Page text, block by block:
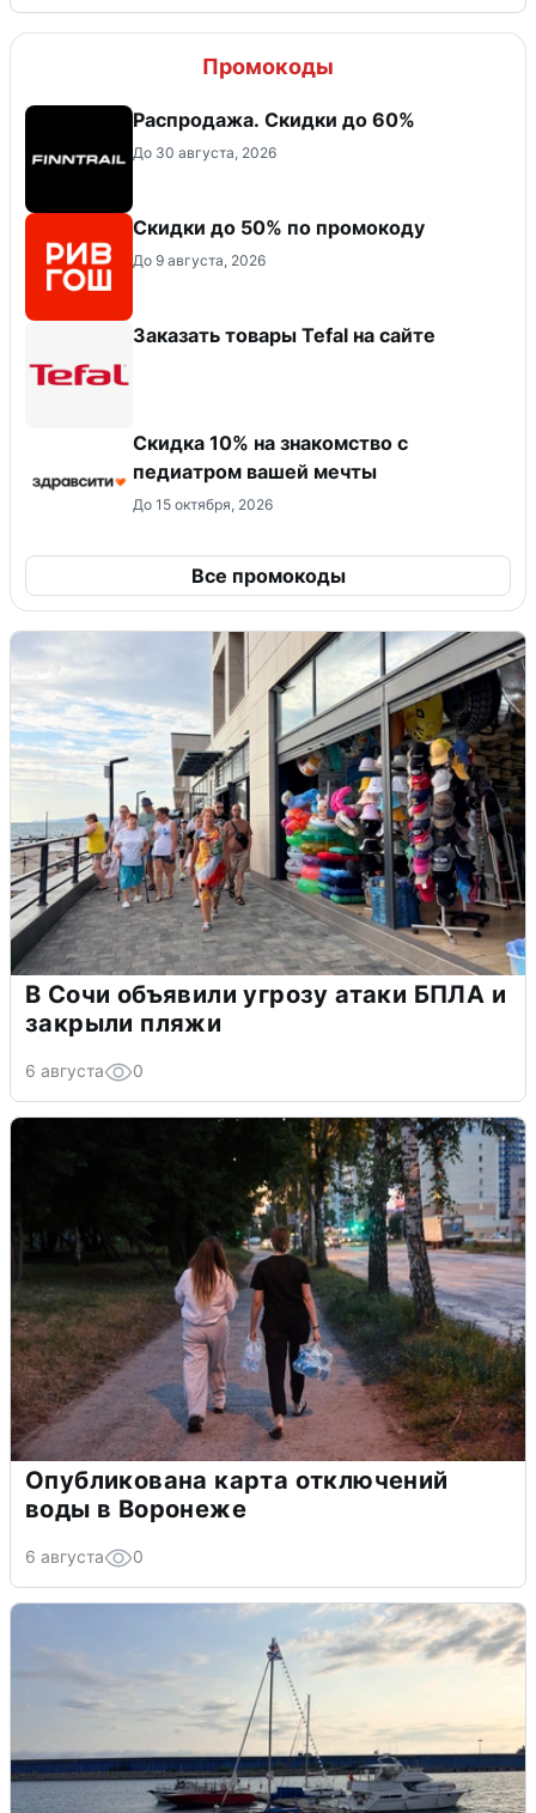
Промокоды
Распродажа. Скидки до 60%
До 30 августа, 2026
Скидки до 50% по промокоду
До 9 августа, 2026
Заказать товары Tefal на сайте
Скидка 10% на знакомство с
педиатром вашей мечты
До 15 октября, 2026
Все промокоды
В Сочи объявили угрозу атаки БПЛА и
закрыли пляжи
6 августа 0
Опубликована карта отключений
воды в Воронеже
6 августа 0